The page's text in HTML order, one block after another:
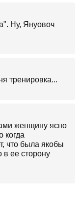
Ну, Януовоч
тренировка...
женщину ясно
когда
что была якобы
в ее сторону